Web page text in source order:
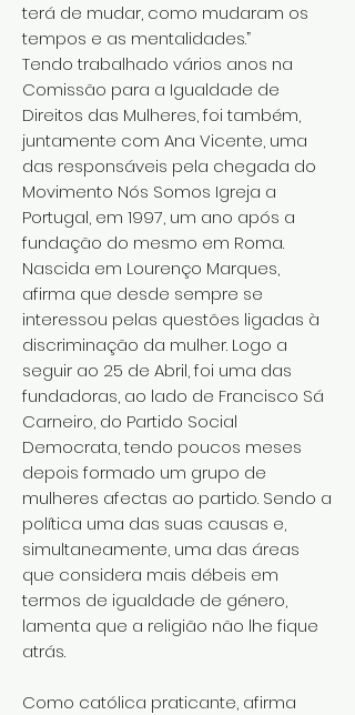
terá de mudar, como mudaram os
tempos e as mentalidades.”
Tendo trabalhado vários anos na
Comissão para a Igualdade de
Direitos das Mulheres, foi também,
juntamente com Ana Vicente, uma
das responsáveis pela chegada do
Movimento Nós Somos Igreja a
Portugal, em 1997, um ano após a
fundação do mesmo em Roma.
Nascida em Lourenço Marques,
afirma que desde sempre se
interessou pelas questões ligadas à
discriminação da mulher. Logo a
seguir ao 25 de Abril, foi uma das
fundadoras, ao lado de Francisco Sá
Carneiro, do Partido Social
Democrata, tendo poucos meses
depois formado um grupo de
mulheres afectas ao partido. Sendo a
política uma das suas causas e,
simultaneamente, uma das áreas
que considera mais débeis em
termos de igualdade de género,
lamenta que a religião não lhe fique
atrás.
Como católica praticante, afirma